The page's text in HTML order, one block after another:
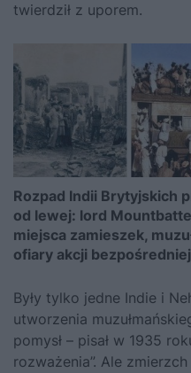
twierdził z uporem.
Rozpad Indii Brytyjskich
od lewej: lord
miejsca zamieszek,
ofiary akcji
Były tylko jedne Indie i
utworzenia
pomysł – pisał w 1935
rozważenia”. Ale